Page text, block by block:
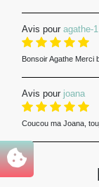
Avis pour agathe-1
Bonsoir Agathe Merci
Avis pour joana
Coucou ma Joana,